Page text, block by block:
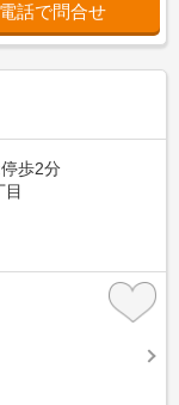
電話で問合せ
歩2分